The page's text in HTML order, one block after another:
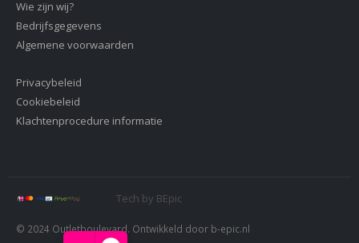
Wie zijn wij?
Bedrijfsgegevens
Algemene voorwaarden
Privacybeleid
Cookiebeleid
Klachtenprocedure informatie
Tech by BEpic
© 2024 Outletboulevard. Ontwikkeld door b-epic.nl